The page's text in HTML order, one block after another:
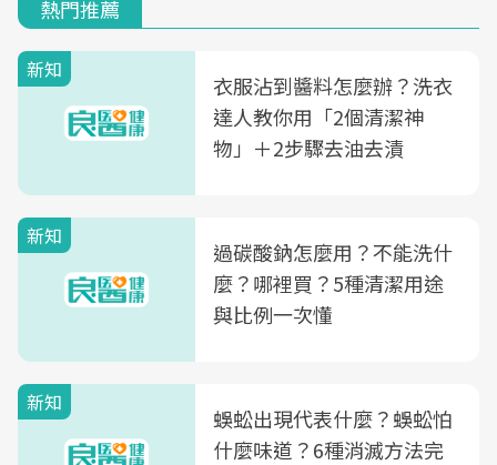
熱門推薦
新知
衣服沾到醬料怎麼辦？洗衣
達人教你用「2個清潔神
物」＋2步驟去油去漬
新知
過碳酸鈉怎麼用？不能洗什
麼？哪裡買？5種清潔用途
與比例一次懂
新知
蜈蚣出現代表什麼？蜈蚣怕
什麼味道？6種消滅方法完